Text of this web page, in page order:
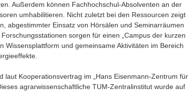
Außerdem können Fachhochschul-Absolventen an der
umhabilitieren. Nicht zuletzt bei den Ressourcen zeigt
abgestimmter Einsatz von Hörsälen und Seminarräumen
sorgen für einen „Campus der kurzen
Wissensplattform und gemeinsame Aktivitäten im Bereich
Kooperationsvertrag im „Hans Eisenmann-Zentrum für
agrarwissenschaftliche TUM-Zentralinstitut wurde auf